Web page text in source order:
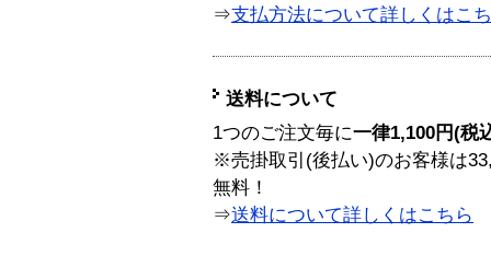
⇒支払方法について詳しくはこ
送料について
1つのご注文毎に一律1,100円(税
※売掛取引(後払い)のお客様は
無料！
⇒送料について詳しくはこちら